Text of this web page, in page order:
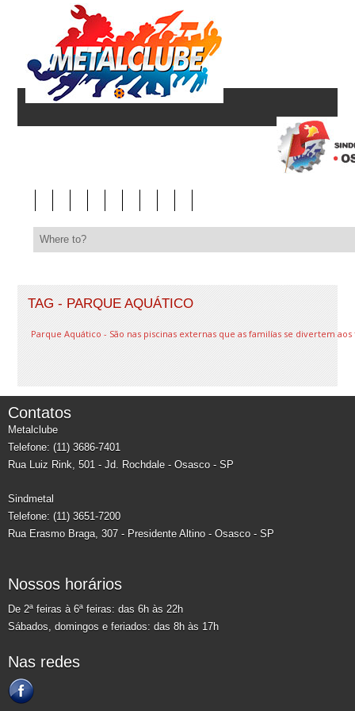
TAG - PARQUE AQUÁTICO
Parque Aquático - São nas piscinas externas que as familías se divertem aos
Contatos
Metalclube
Telefone: (11) 3686-7401
Rua Luiz Rink, 501 - Jd. Rochdale - Osasco - SP
Sindmetal
Telefone: (11) 3651-7200
Rua Erasmo Braga, 307 - Presidente Altino - Osasco - SP
Nossos horários
De 2ª feiras à 6ª feiras: das 6h às 22h
Sábados, domingos e feriados: das 8h às 17h
Nas redes